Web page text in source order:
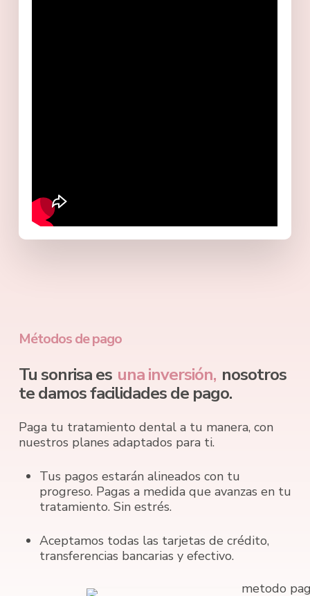
Métodos de pago
Tu sonrisa es una inversión, nosotros
te damos facilidades de pago.
Paga tu tratamiento dental a tu manera, con
nuestros planes adaptados para ti.
Tus pagos estarán alineados con tu
progreso. Pagas a medida que avanzas en tu
tratamiento. Sin estrés.
Aceptamos todas las tarjetas de crédito,
transferencias bancarias y efectivo.